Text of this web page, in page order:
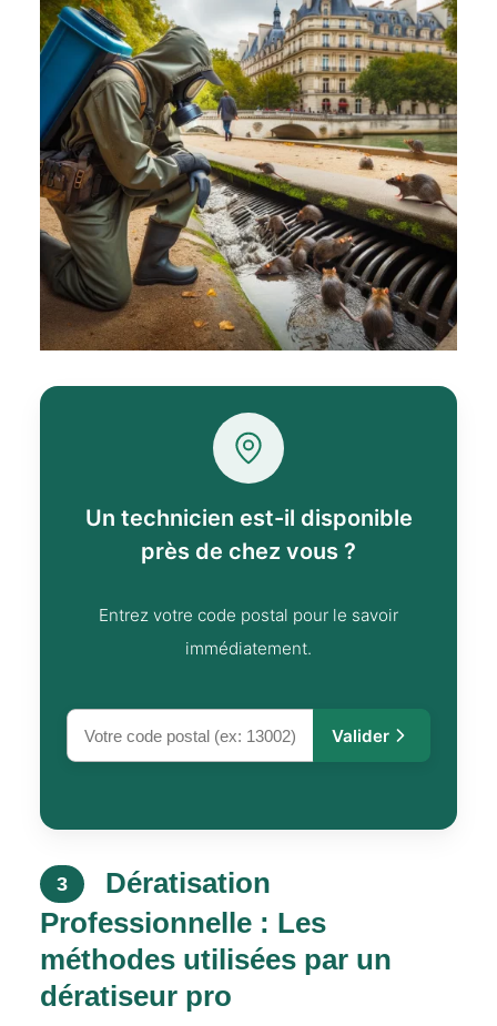
Un technicien est-il disponible
près de chez vous ?
Entrez votre code postal pour le savoir
immédiatement.
Valider
3
Dératisation
Professionnelle : Les
méthodes utilisées par un
dératiseur pro